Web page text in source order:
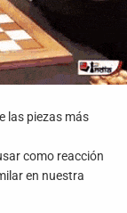
las piezas más
como reacción
en nuestra